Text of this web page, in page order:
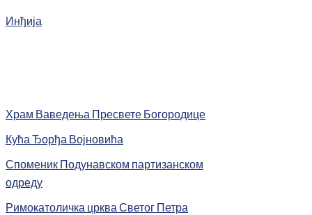
Инђија
Храм Ваведења Пресвете Богородице
Кућа Ђорђа Војновића
Споменик Подунавском партизанском
одреду
Римокатоличка црква Светог Петра